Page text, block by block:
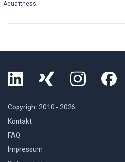
Aquafitness
Copyright 2010 - 2026
Kontakt
FAQ
Impressum